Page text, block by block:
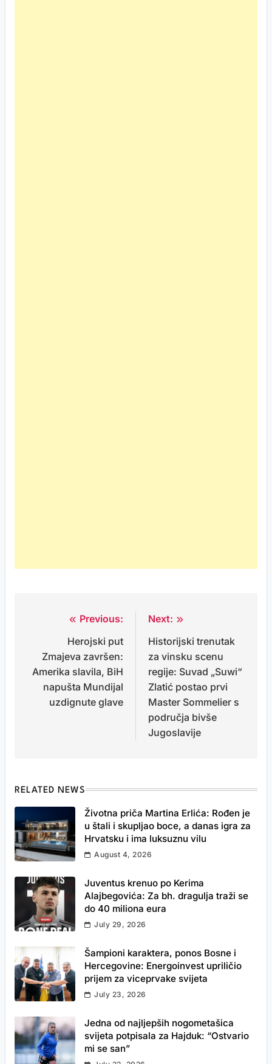
navigation
Previous:
Herojski put
Zmajeva završen:
Amerika slavila, BiH
napušta Mundijal
uzdignute glave
Next:
Historijski trenutak
za vinsku scenu
regije: Suvad „Suwi“
Zlatić postao prvi
Master Sommelier s
područja bivše
Jugoslavije
RELATED NEWS
Životna priča Martina Erlića: Rođen je
u štali i skupljao boce, a danas igra za
Hrvatsku i ima luksuznu vilu
August 4, 2026
Juventus krenuo po Kerima
Alajbegovića: Za bh. dragulja traži se
do 40 miliona eura
July 29, 2026
Šampioni karaktera, ponos Bosne i
Hercegovine: Energoinvest upriličio
prijem za viceprvake svijeta
July 23, 2026
Jedna od najljepših nogometašica
svijeta potpisala za Hajduk: “Ostvario
mi se san”